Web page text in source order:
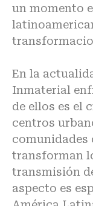
un momento
En la
Inmaterial
de ellos es el
centros
comunidades
transforman
transmisión
aspecto es